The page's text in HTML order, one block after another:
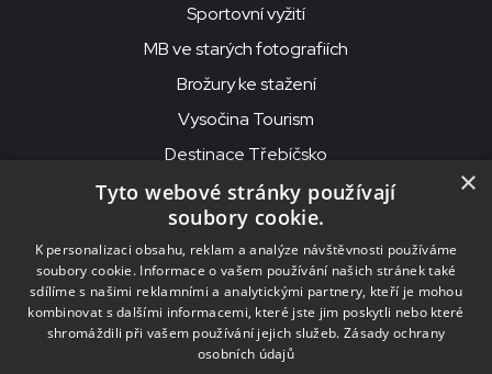
Sportovní vyžití
MB ve starých fotografiích
Brožury ke stažení
Vysočina Tourism
Destinace Třebíčsko
© 2026MKS Beseda Mor. Budějovice
MKS Beseda, příspěvková organizace, Purcnerova 62, 676 02
Moravské Budějovice
IČO: 00091758, DIČ: CZ00091758, ID datové schránky: chjn2kd
×
Tyto webové stránky používají
soubory cookie.
K personalizaci obsahu, reklam a analýze návštěvnosti používáme
soubory cookie. Informace o vašem používání našich stránek také
sdílíme s našimi reklamními a analytickými partnery, kteří je mohou
kombinovat s dalšími informacemi, které jste jim poskytli nebo které
shromáždili při vašem používání jejich služeb. Zásady ochrany
osobních údajů